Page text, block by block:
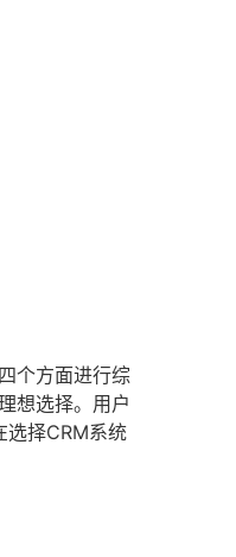
个方面进行综
想选择。用户
选择CRM系统